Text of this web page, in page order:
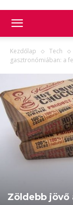
Kezdőlap Tech
gasztronómiában: a
Zöldebb jövő